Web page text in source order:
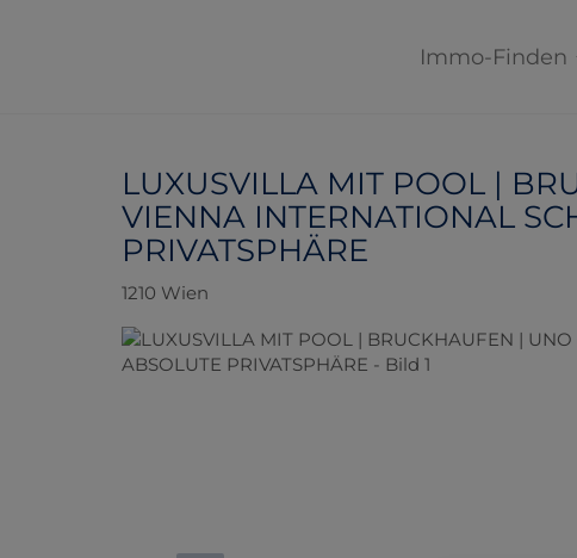
Immo-Finden
LUXUSVILLA MIT POOL |
VIENNA INTERNATIONAL
PRIVATSPHÄRE
1210 Wien